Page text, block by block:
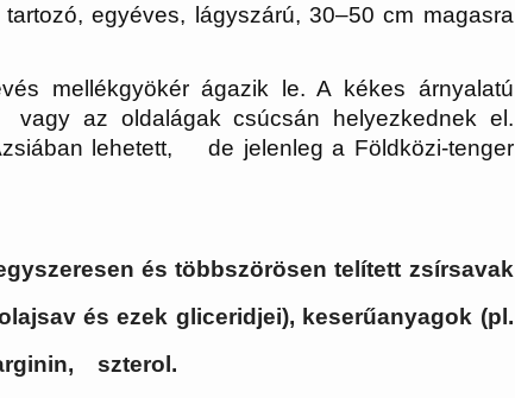
egyéves, lágyszárú, 30–50 cm magasra
mellékgyökér ágazik le. A kékes árnyalatú
az oldalágak csúcsán helyezkednek el.
lehetett, de jelenleg a Földközi-tenger
és többszörösen telített zsírsavak
és ezek gliceridjei), keserűanyagok (pl.
szterol.